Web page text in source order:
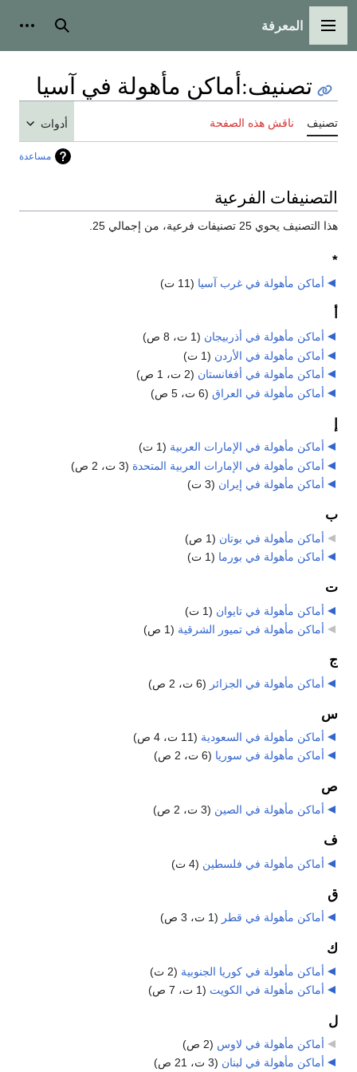
القائمة الرئيسية
المعرفة بحث
تصنيف:أماكن مأهولة في آسيا
تصنيف ناقش هذه الصفحة أدوات
مساعدة
التصنيفات الفرعية
هذا التصنيف يحوي 25 تصنيفات فرعية، من إجمالي 25.
*
أماكن مأهولة في غرب آسيا (11 ت)
أماكن مأهولة في أذربيجان (1 ت، 8 ص)
أماكن مأهولة في الأردن (1 ت)
أماكن مأهولة في أفغانستان (2 ت، 1 ص)
أماكن مأهولة في العراق (6 ت، 5 ص)
إ
أماكن مأهولة في الإمارات العربية (1 ت)
أماكن مأهولة في الإمارات العربية المتحدة (3 ت، 2 ص)
أماكن مأهولة في إيران (3 ت)
ب
أماكن مأهولة في بوتان (1 ص)
أماكن مأهولة في بورما (1 ت)
ت
أماكن مأهولة في تايوان (1 ت)
أماكن مأهولة في تميور الشرقية (1 ص)
ج
أماكن مأهولة في الجزائر (6 ت، 2 ص)
س
أماكن مأهولة في السعودية (11 ت، 4 ص)
أماكن مأهولة في سوريا (6 ت، 2 ص)
ص
أماكن مأهولة في الصين (3 ت، 2 ص)
ف
أماكن مأهولة في فلسطين (4 ت)
ق
أماكن مأهولة في قطر (1 ت، 3 ص)
ك
أماكن مأهولة في كوريا الجنوبية (2 ت)
أماكن مأهولة في الكويت (1 ت، 7 ص)
ل
أماكن مأهولة في لاوس (2 ص)
أماكن مأهولة في لبنان (3 ت، 21 ص)